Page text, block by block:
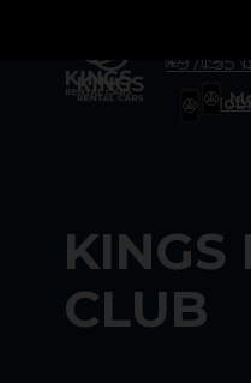
+971 55
KINGS
CLUB